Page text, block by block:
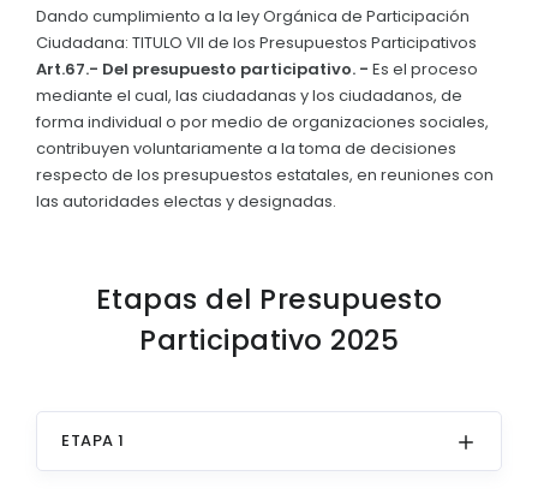
Parroquia – Ordenanza Municipal De 1880 Y 1889
Visita del Presidente de la República.
GEOGRAFÍA
Mapa
Clima
NEW
Sesiones Extraordinarias
Resoluciones
Convocatorias
GESTIÓN ADMINISTRATIVA
Plan Operativo Anual - POA
Convenios Institucionales
Cédulas presupuestarias y balances
CIUDADANÍA ACTIVA
Solicitud de acceso información pública
TURISMO
Dando cumplimiento a la ley Orgánica de Participación
Ciudadana: TITULO VII de los Presupuestos Participativos
Art.67.- Del presupuesto participativo. - Es el proceso
mediante el cual, las ciudadanas y los ciudadanos, de
forma individual o por medio de organizaciones sociales,
contribuyen voluntariamente a la toma de decisiones
respecto de los presupuestos estatales, en reuniones con
las autoridades electas y designadas.
Etapas del Presupuesto
Participativo 2025
ETAPA 1